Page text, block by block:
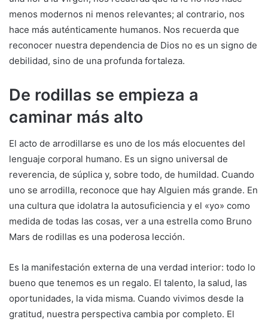
menos modernos ni menos relevantes; al contrario, nos
hace más auténticamente humanos. Nos recuerda que
reconocer nuestra dependencia de Dios no es un signo de
debilidad, sino de una profunda fortaleza.
De rodillas se empieza a
caminar más alto
El acto de arrodillarse es uno de los más elocuentes del
lenguaje corporal humano. Es un signo universal de
reverencia, de súplica y, sobre todo, de humildad. Cuando
uno se arrodilla, reconoce que hay Alguien más grande. En
una cultura que idolatra la autosuficiencia y el «yo» como
medida de todas las cosas, ver a una estrella como Bruno
Mars de rodillas es una poderosa lección.
Es la manifestación externa de una verdad interior: todo lo
bueno que tenemos es un regalo. El talento, la salud, las
oportunidades, la vida misma. Cuando vivimos desde la
gratitud, nuestra perspectiva cambia por completo. El